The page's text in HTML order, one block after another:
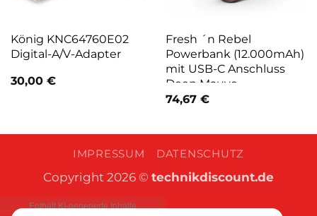
König KNC64760E02
Digital-A/V-Adapter
30,00 €
Fresh ´n Rebel
Powerbank (12.000mAh)
mit USB-C Anschluss
Deep Mauve
74,67 €
IMPRESSUM DATENSCHUTZ
Copyright 2026 © technikdiscount.de